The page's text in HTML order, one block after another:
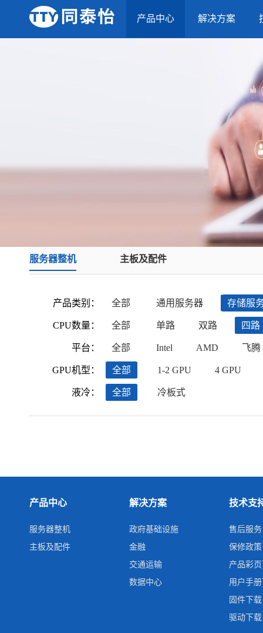
产品中心 解决方案
服务器整机 主板及配件
产品类别：
CPU数量：
平台：
GPU机型：
液冷：
全部 通用服务器 存储服
全部 单路 双路 四路
全部 Intel AMD 飞腾
全部 1-2 GPU 4 GPU
全部 冷板式
产品中心
服务器整机
主板及配件
解决方案
政府基础设施
金融
交通运输
数据中心
技术支
售后服务
保修政策
产品彩
用户手
固件下载
驱动下载